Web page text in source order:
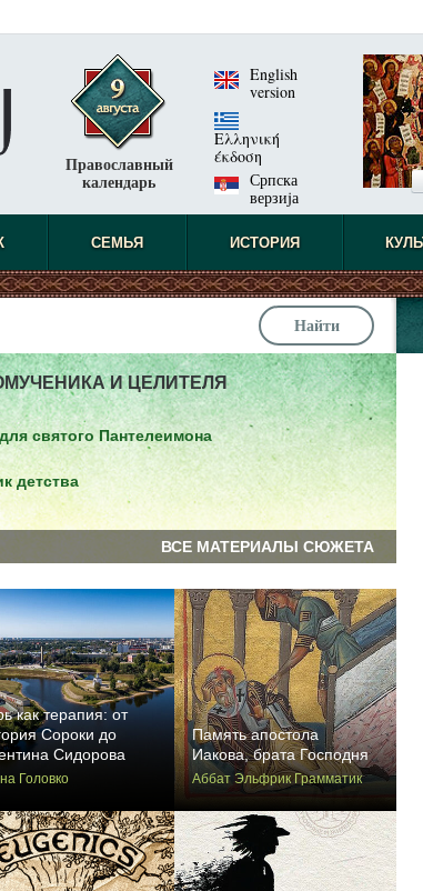
Православный
календарь
English
version
Ελληνική
έκδοση
Српска
верзиjа
СЕМЬЯ ИСТОРИЯ
И ЦЕЛИТЕЛЯ
святого Пантелеимона
детства
ВСЕ МАТЕРИАЛЫ CЮЖЕТА
как терапия: от
Сороки до
Сидорова
Головко
Память апостола
Иакова, брата Господня
Аббат Эльфрик Грамматик